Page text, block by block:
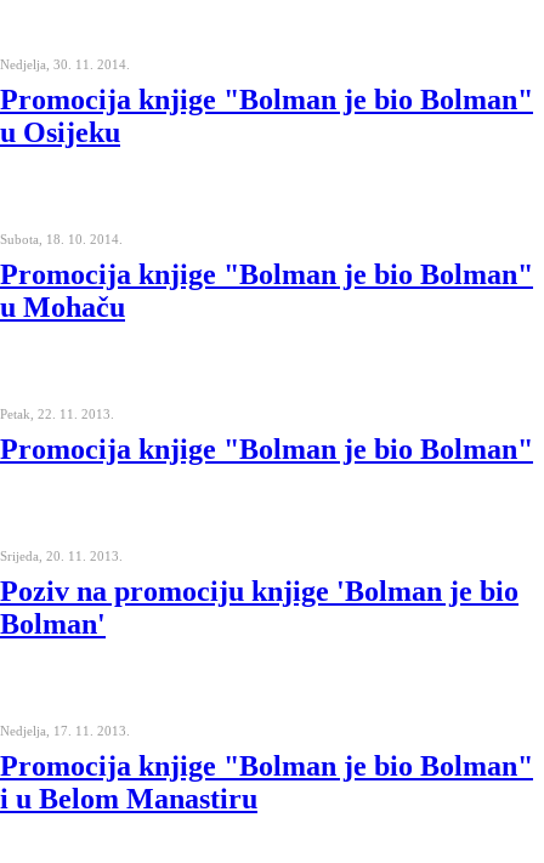
Nedjelja, 30. 11. 2014.
Promocija knjige "Bolman je bio Bolman"
u Osijeku
Subota, 18. 10. 2014.
Promocija knjige "Bolman je bio Bolman"
u Mohaču
Petak, 22. 11. 2013.
Promocija knjige "Bolman je bio Bolman"
Srijeda, 20. 11. 2013.
Poziv na promociju knjige 'Bolman je bio
Bolman'
Nedjelja, 17. 11. 2013.
Promocija knjige "Bolman je bio Bolman"
i u Belom Manastiru